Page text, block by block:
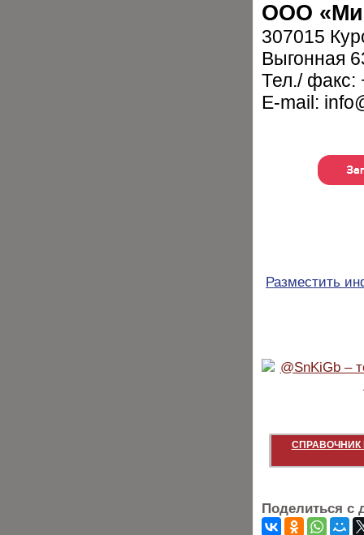
ООО
307015
Выгонная
Тел./ факс:
E-mail:
Разместить
СПРАВОЧНИК
Поделиться с